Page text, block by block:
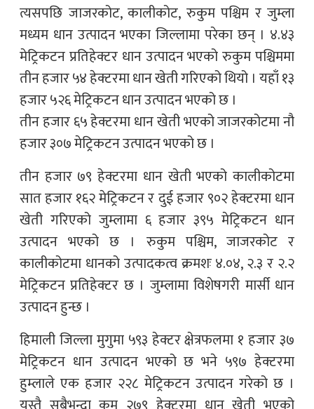
त्यसपछि जाजरकोट, कालीकोट, रुकुम पश्चिम र जुम्ला
मध्यम धान उत्पादन भएका जिल्लामा परेका छन् । ४.४३
मेट्रिकटन प्रतिहेक्टर धान उत्पादन भएको रुकुम पश्चिममा
तीन हजार ५४ हेक्टरमा धान खेती गरिएको थियो । यहाँ १३
हजार ५२६ मेट्रिकटन धान उत्पादन भएको छ ।
तीन हजार ६५ हेक्टरमा धान खेती भएको जाजरकोटमा नौ
हजार ३०७ मेट्रिकटन उत्पादन भएको छ ।
तीन हजार ७९ हेक्टरमा धान खेती भएको कालीकोटमा
सात हजार १६२ मेट्रिकटन र दुई हजार ९०२ हेक्टरमा धान
खेती गरिएको जुम्लामा ६ हजार ३९५ मेट्रिकटन धान
उत्पादन भएको छ । रुकुम पश्चिम, जाजरकोट र
कालीकोटमा धानको उत्पादकत्व क्रमशः ४.०४, २.३ र २.२
मेट्रिकटन प्रतिहेक्टर छ । जुम्लामा विशेषगरी मार्सी धान
उत्पादन हुन्छ ।
हिमाली जिल्ला मुगुमा ५९३ हेक्टर क्षेत्रफलमा १ हजार ३७
मेट्रिकटन धान उत्पादन भएको छ भने ५९७ हेक्टरमा
हुम्लाले एक हजार २२८ मेट्रिकटन उत्पादन गरेको छ ।